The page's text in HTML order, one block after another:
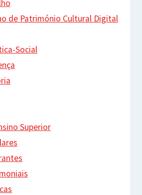
de Património Cultural Digital
Social
Superior